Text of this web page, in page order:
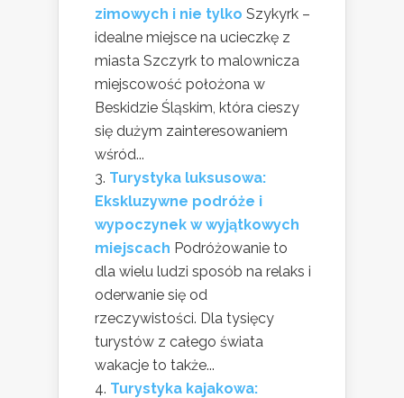
zimowych i nie tylko Szykyrk –
idealne miejsce na ucieczkę z
miasta Szczyrk to malownicza
miejscowość położona w
Beskidzie Śląskim, która cieszy
się dużym zainteresowaniem
wśród...
Turystyka luksusowa:
Ekskluzywne podróże i
wypoczynek w wyjątkowych
miejscach Podróżowanie to
dla wielu ludzi sposób na relaks i
oderwanie się od
rzeczywistości. Dla tysięcy
turystów z całego świata
wakacje to także...
Turystyka kajakowa: